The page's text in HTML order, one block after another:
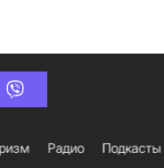
Радио Подкасты